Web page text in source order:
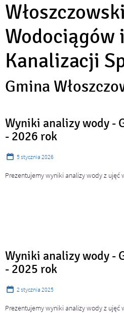
Wodociągów i
Kanalizacji
Gmina
Artykuły
Wyniki analizy wody -
- 2026 rok
5stycznia 2026
Prezentujemy wyniki analizy wody z ujęć
Wyniki analizy wody -
- 2025 rok
2stycznia 2025
Prezentujemy wyniki analizy wody z ujęć